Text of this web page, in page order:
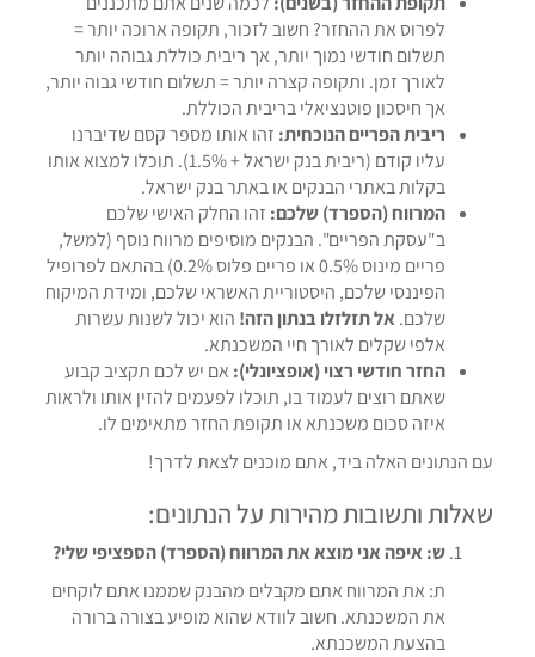
לפרוס את ההחזר? חשוב לזכור, תקופה ארוכה יותר =
תשלום חודשי נמוך יותר, אך ריבית כוללת גבוהה יותר
לאורך זמן. ותקופה קצרה יותר = תשלום חודשי גבוה יותר,
אך חיסכון פוטנציאלי בריבית הכוללת.
ריבית הפריים הנוכחית: זהו אותו מספר קסם שדיברנו
עליו קודם (ריבית בנק ישראל + 1.5%). תוכלו למצוא אותו
בקלות באתרי הבנקים או באתר בנק ישראל.
המרווח (הספרד) שלכם: זהו החלק האישי שלכם
ב"עסקת הפריים". הבנקים מוסיפים מרווח נוסף (למשל,
פריים מינוס 0.5% או פריים פלוס 0.2%) בהתאם לפרופיל
הפיננסי שלכם, היסטוריית האשראי שלכם, ומידת המיקוח
שלכם. אל תזלזלו בנתון הזה! הוא יכול לשנות עשרות
אלפי שקלים לאורך חיי המשכנתא.
החזר חודשי רצוי (אופציונלי): אם יש לכם תקציב קבוע
שאתם רוצים לעמוד בו, תוכלו לפעמים להזין אותו ולראות
איזה סכום משכנתא או תקופת החזר מתאימים לו.
עם הנתונים האלה ביד, אתם מוכנים לצאת לדרך!
שאלות ותשובות מהירות על הנתונים:
ש: איפה אני מוצא את המרווח (הספרד) הספציפי שלי?
ת: את המרווח אתם מקבלים מהבנק שממנו אתם לוקחים
את המשכנתא. חשוב לוודא שהוא מופיע בצורה ברורה
בהצעת המשכנתא.